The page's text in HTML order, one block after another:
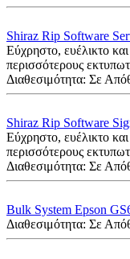
Shiraz Rip Software
Εύχρηστο, ευέλικτο
περισσότερους
Διαθεσιμότητα: Σε
Shiraz Rip Software
Εύχρηστο, ευέλικτο
περισσότερους
Διαθεσιμότητα: Σε
Bulk System Epson
Διαθεσιμότητα: Σε